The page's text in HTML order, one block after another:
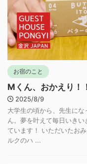
お宿のこと
Mくん、おかえり！！
2025/8/9
大学生の頃から、先生に
ん。夢を叶えて毎日いき
ています！ いただいたお
ルクのハ ...